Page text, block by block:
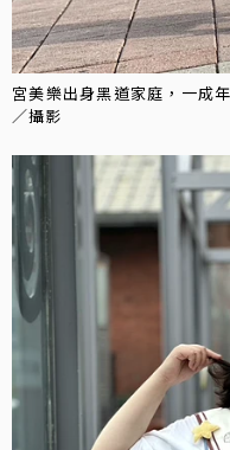
宮美樂出身黑道家庭，一成
／攝影